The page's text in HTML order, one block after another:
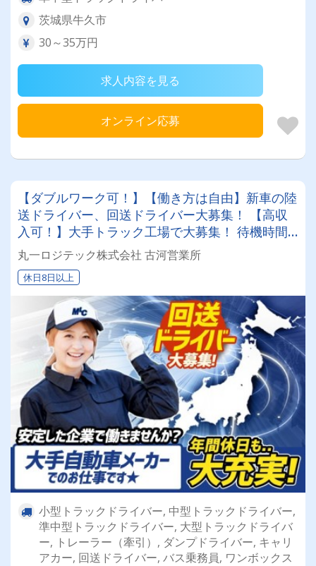
茨城県牛久市
30～35万円
求人内容を見る
オンライン応募
【ダブルワーク可！】【働き方は自由】新車の陸
送ドライバー、回送ドライバー大募集！ 【高収
入可！】大手トラック工場で大募集！ 待機時間
もなく身体の負担が少ないお仕事♬★休みと収入
のバランスは好きなように選べます★
丸一ロジテック株式会社 古河営業所
休日8日以上
小型トラックドライバー, 中型トラックドライバー,
準中型トラックドライバー, 大型トラックドライバ
ー, トレーラー（牽引）, ダンプドライバー, キャリ
アカー, 回送ドライバー, バス乗務員, ワンボックス